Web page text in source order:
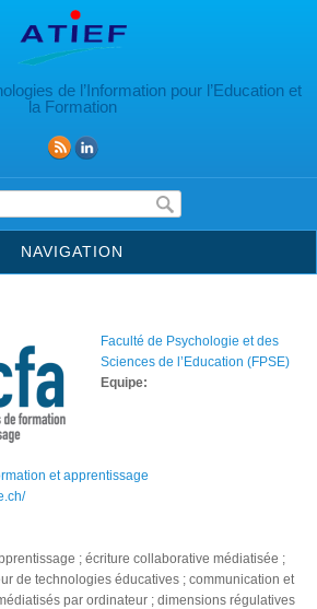
de l’Information pour l’Education et
la Formation
de recherche
NAVIGATION
Faculté de Psychologie et des
Sciences de l’Education (FPSE)
Equipe:
et apprentissage
; écriture collaborative médiatisée ;
de technologies éducatives ; communication et
par ordinateur ; dimensions régulatives